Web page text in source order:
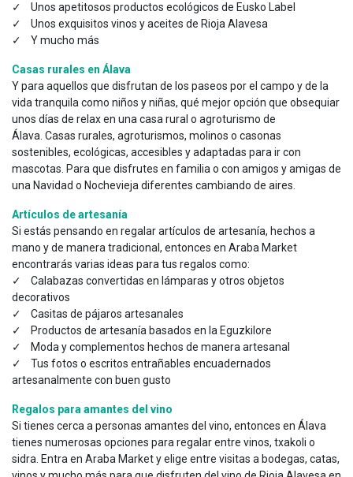
✓ Unos apetitosos productos ecológicos de Eusko Label
✓ Unos exquisitos vinos y aceites de Rioja Alavesa
✓ Y mucho más
Casas rurales en Álava
Y para aquellos que disfrutan de los paseos por el campo y de la
vida tranquila como niños y niñas, qué mejor opción que obsequiar
unos días de relax en una casa rural o agroturismo de
Álava. Casas rurales, agroturismos, molinos o casonas
sostenibles, ecológicas, accesibles y adaptadas para ir con
mascotas. Para que disfrutes en familia o con amigos y amigas de
una Navidad o Nochevieja diferentes cambiando de aires.
Artículos de artesanía
Si estás pensando en regalar artículos de artesanía, hechos a
mano y de manera tradicional, entonces en Araba Market
encontrarás varias ideas para tus regalos como:
✓ Calabazas convertidas en lámparas y otros objetos
decorativos
✓ Casitas de pájaros artesanales
✓ Productos de artesanía basados en la Eguzkilore
✓ Moda y complementos hechos de manera artesanal
✓ Tus fotos o escritos entrañables encuadernados
artesanalmente con buen gusto
Regalos para amantes del vino
Si tienes cerca a personas amantes del vino, entonces en Álava
tienes numerosas opciones para regalar entre vinos, txakoli o
sidra. Entra en Araba Market y elige entre visitas a bodegas, catas,